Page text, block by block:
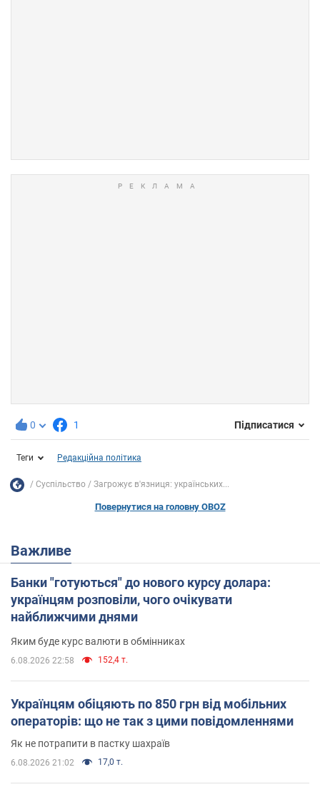
0 1 Підписатися
Теги Редакційна політика
Суспільство Загрожує в'язниця: українських...
Повернутися на головну OBOZ
Важливе
Банки "готуються" до нового курсу долара:
українцям розповіли, чого очікувати
найближчими днями
Яким буде курс валюти в обмінниках
6.08.2026 22:58 152,4 т.
Українцям обіцяють по 850 грн від мобільних
операторів: що не так з цими повідомленнями
Як не потрапити в пастку шахраїв
6.08.2026 21:02 17,0 т.